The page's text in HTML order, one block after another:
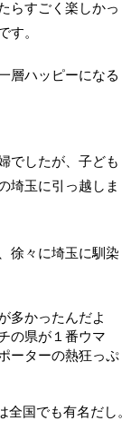
らすごく楽しかっ
す。
層ハッピーになる
でしたが、子ども
埼玉に引っ越しま
徐々に埼玉に馴染
多かったんだよ
の県が１番ウマ
ーターの熱狂っぷ
全国でも有名だし。